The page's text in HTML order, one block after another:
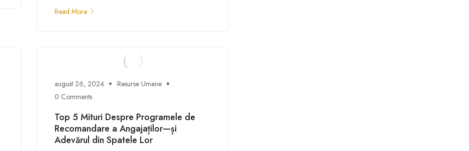
Read More
august 26, 2024
Resurse Umane
0 Comments
Top 5 Mituri Despre Programele de
Recomandare a Angajaților—și
Adevărul din Spatele Lor